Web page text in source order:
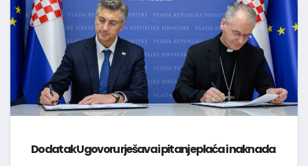
Dodatak Ugovoru rješava i pitanje plaća i naknada